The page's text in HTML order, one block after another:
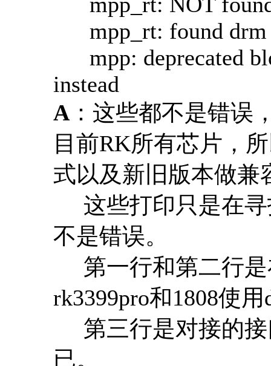
mpp_rt: found drm
mpp: deprecated
instead
A ：这些都不是错误
目前RK所有芯片，
式以及新旧版本做兼
这些打印只是在寻
不是错误。
第一行和第二行是
rk3399pro和1808使
第三行是对接的接
已。